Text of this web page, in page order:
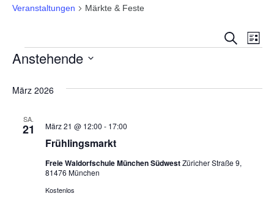
Veranstaltungen Märkte & Feste
und
Suche
Liste
Veranstaltungen
Anstehende
wählen.
März 2026
SA.
21
Frühlingsmarkt
März 21 @ 12:00 - 17:00
Freie Waldorfschule München SüdwestZüricher Straße 9,
81476 München
Kostenlos